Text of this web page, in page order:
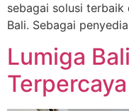
sebagai solusi terbaik
Bali. Sebagai
Lumiga